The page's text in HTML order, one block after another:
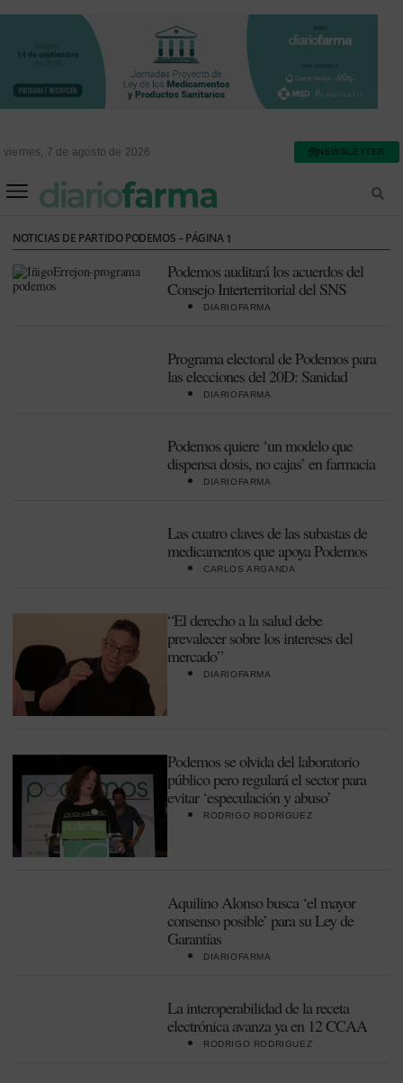
viernes, 7 de agosto de 2026 NEWSLETTER
NOTICIAS DE PARTIDO PODEMOS – PÁGINA1
Podemos auditará los acuerdos del
Consejo Interterritorial del SNS
DIARIOFARMA
Programa electoral de Podemos para
las elecciones del 20D: Sanidad
DIARIOFARMA
Podemos quiere ‘un modelo que
dispensa dosis, no cajas’ en farmacia
DIARIOFARMA
Las cuatro claves de las subastas de
medicamentos que apoya Podemos
CARLOS ARGANDA
“El derecho a la salud debe
prevalecer sobre los intereses del
mercado”
DIARIOFARMA
Podemos se olvida del laboratorio
público pero regulará el sector para
evitar ‘especulación y abuso’
RODRIGO RODRIGUEZ
Aquilino Alonso busca ‘el mayor
consenso posible’ para su Ley de
Garantías
DIARIOFARMA
La interoperabilidad de la receta
electrónica avanza ya en 12 CCAA
RODRIGO RODRIGUEZ